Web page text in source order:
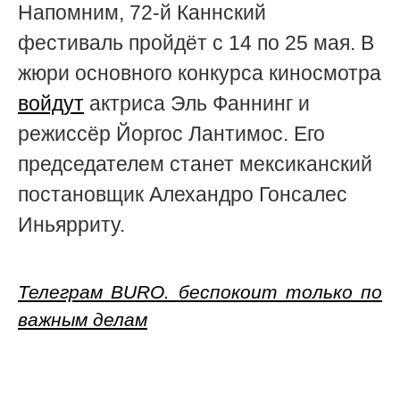
Напомним, 72-й Каннский
фестиваль пройдёт с 14 по 25 мая. В
жюри основного конкурса киносмотра
войдут актриса Эль Фаннинг и
режиссёр Йоргос Лантимос. Его
председателем станет мексиканский
постановщик Алехандро Гонсалес
Иньярриту.
Телеграм BURO. беспокоит только по
важным делам